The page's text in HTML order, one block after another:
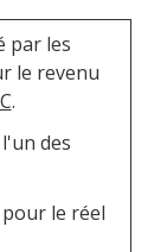
par les
le revenu
.
des
pour le réel